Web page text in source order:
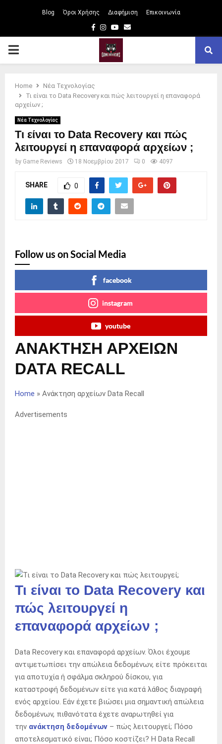
Blog Όροι Χρήσης Διαφήμιση Επικοινωνία
Facebook
Instagram
Youtube
Email
PRIMARY
Home
Νέα Τεχνολογίας
Τι είναι το Data Recovery και πώς λειτουργεί η επαναφορά
αρχείων ;
Νέα Τεχνολογίας
Τι είναι το Data Recovery και πώς
λειτουργεί η επαναφορά αρχείων ;
by Game Reviews 18 Νοεμβρίου 2017 0 4097
SHARE 0
Follow us on Social Media
facebook
instagram
youtube
ΑΝΑΚΤΗΣΗ ΑΡΧΕΙΩΝ
DATA RECALL
Home » Ανάκτηση αρχείων Data Recall
Advertisements
Τι είναι το Data Recovery και
πώς λειτουργεί η
επαναφορά αρχείων ;
Data Recovery και επαναφορά αρχείων. Όλοι έχουμε
αντιμετωπίσει την απώλεια δεδομένων, είτε πρόκειται
για αποτυχία ή σφάλμα σκληρού δίσκου, για
καταστροφή δεδομένων είτε για κατά λάθος διαγραφή
ενός αρχείου. Εάν έχετε βιώσει μια σημαντική απώλεια
δεδομένων, πιθανότατα έχετε αναρωτηθεί για
την ανάκτηση δεδομένων – πώς λειτουργεί; Πόσο
αποτελεσματικό είναι; Πόσο κοστίζει? H Data Recall